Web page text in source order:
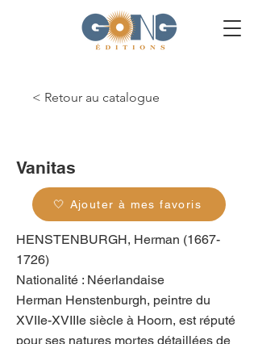
< Retour au catalogue
Vanitas
🤍 Ajouter à mes favoris
HENSTENBURGH, Herman (1667-
1726)
Nationalité : Néerlandaise
Herman Henstenburgh, peintre du
XVIIe-XVIIIe siècle à Hoorn, est réputé
pour ses natures mortes détaillées de